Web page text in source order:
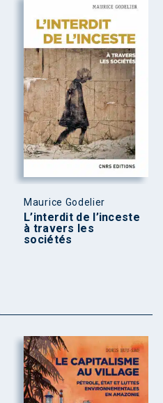
Maurice Godelier
L’interdit de l’inceste
à travers les
sociétés